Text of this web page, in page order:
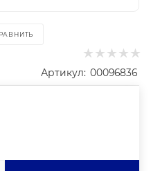
Артикул: 00096836